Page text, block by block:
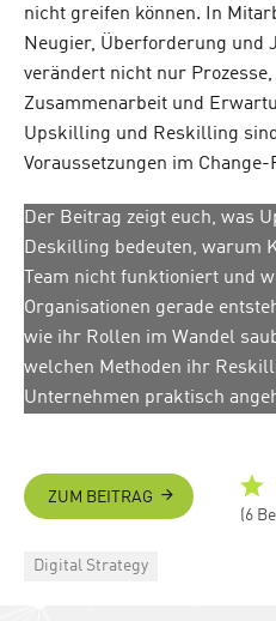
nicht greifen können. In
Neugier, Überforderung und
verändert nicht nur
Zusammenarbeit und
Upskilling und Reskilling
Voraussetzungen im Change-
Der Beitrag zeigt euch, was
Deskilling bedeuten, warum
Team nicht funktioniert und
Organisationen gerade
wie ihr Rollen im Wandel
welchen Methoden ihr
Unternehmen praktisch
ZUM BEITRAG
(6
Categories
Digital Strategy